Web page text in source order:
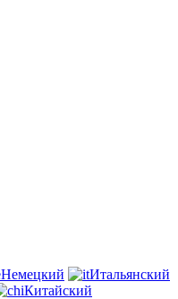
Немецкий
Итальянский
Китайский